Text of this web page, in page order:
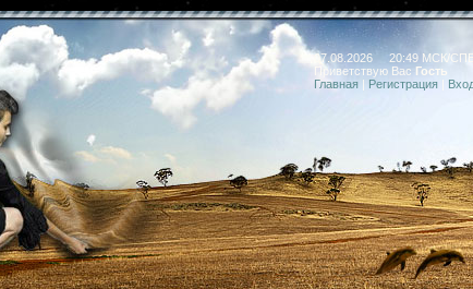
07.08.2026 20:49 МСК/СПБ
Приветствую Вас Гость
Главная | Регистрация |